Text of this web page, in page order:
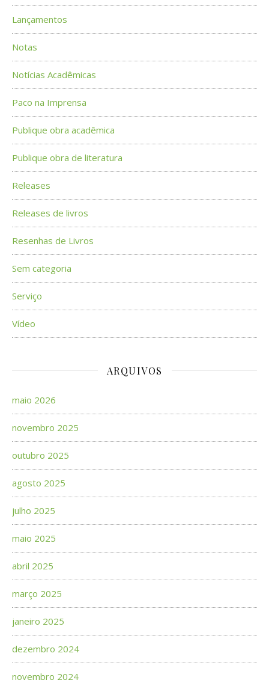
Lançamentos
Notas
Notícias Acadêmicas
Paco na Imprensa
Publique obra acadêmica
Publique obra de literatura
Releases
Releases de livros
Resenhas de Livros
Sem categoria
Serviço
Vídeo
ARQUIVOS
maio 2026
novembro 2025
outubro 2025
agosto 2025
julho 2025
maio 2025
abril 2025
março 2025
janeiro 2025
dezembro 2024
novembro 2024